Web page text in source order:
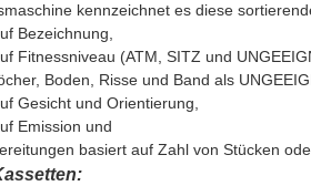
kennzeichnet es diese
Bezeichnung,
Fitnessniveau (ATM, SITZ und
Boden, Risse und Band als
Gesicht und Orientierung,
Emission und
basiert auf Zahl von Stücken